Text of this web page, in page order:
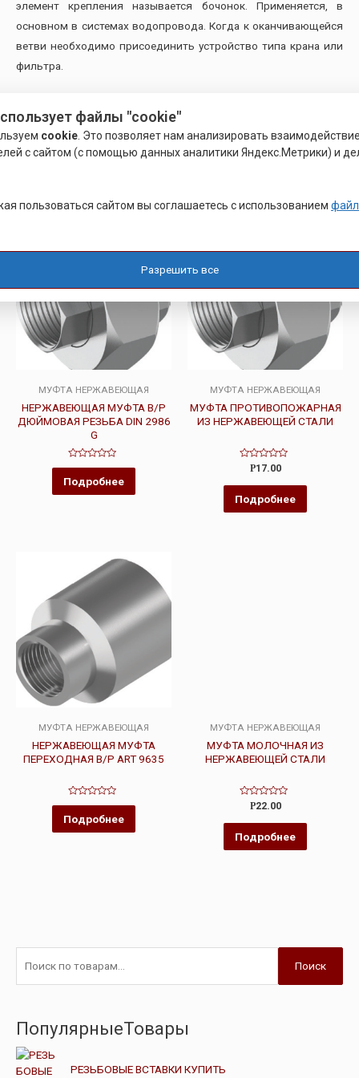
элемент крепления называется бочонок. Применяется, в
основном в системах водопровода. Когда к оканчивающейся
ветви необходимо присоединить устройство типа крана или
фильтра.
элементов для крепления винтов в мягкие или хрупкие
материалы.
МУФТА НЕРЖАВЕЮЩАЯ
НЕРЖАВЕЮЩАЯ МУФТА В/Р
ДЮЙМОВАЯ РЕЗЬБА DIN 2986
G
Оценка
из
Подробнее
МУФТА НЕРЖАВЕЮЩАЯ
МУФТА ПРОТИВОПОЖАРНАЯ
ИЗ НЕРЖАВЕЮЩЕЙ СТАЛИ
Оценка
из
Р17.00
Подробнее
МУФТА НЕРЖАВЕЮЩАЯ
НЕРЖАВЕЮЩАЯ МУФТА
ПЕРЕХОДНАЯ В/Р ART 9635
Оценка
из
Подробнее
МУФТА НЕРЖАВЕЮЩАЯ
МУФТА МОЛОЧНАЯ ИЗ
НЕРЖАВЕЮЩЕЙ СТАЛИ
Оценка
из
Р22.00
Подробнее
Поиск
ПопулярныеТовары
РЕЗЬБОВЫЕ ВСТАВКИ КУПИТЬ
файлы "cookie"
cookie . Это позволяет нам анализировать
с сайтом (с помощью данных аналитики Яндекс.Метрики) и
пользоваться сайтом вы соглашаетесь с использованием
Разрешить все